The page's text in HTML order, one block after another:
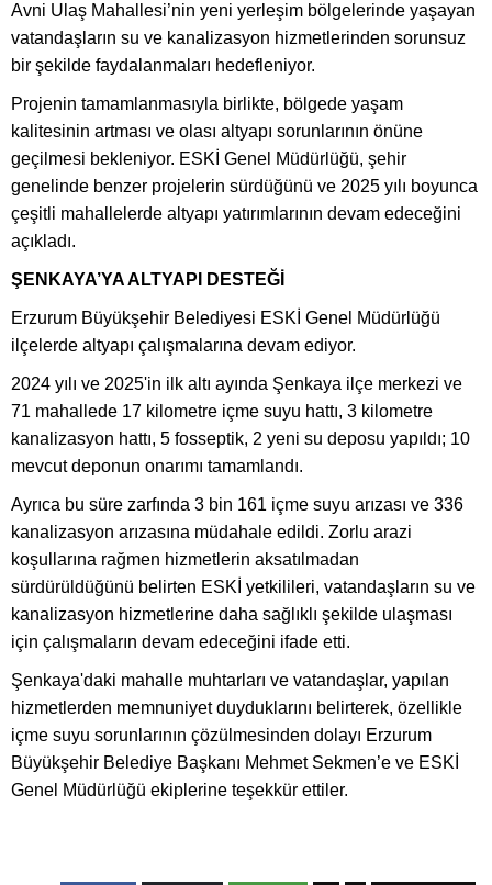
Avni Ulaş Mahallesi’nin yeni yerleşim bölgelerinde yaşayan
vatandaşların su ve kanalizasyon hizmetlerinden sorunsuz
bir şekilde faydalanmaları hedefleniyor.
Projenin tamamlanmasıyla birlikte, bölgede yaşam
kalitesinin artması ve olası altyapı sorunlarının önüne
geçilmesi bekleniyor. ESKİ Genel Müdürlüğü, şehir
genelinde benzer projelerin sürdüğünü ve 2025 yılı boyunca
çeşitli mahallelerde altyapı yatırımlarının devam edeceğini
açıkladı.
ŞENKAYA’YA ALTYAPI DESTEĞİ
Erzurum Büyükşehir Belediyesi ESKİ Genel Müdürlüğü
ilçelerde altyapı çalışmalarına devam ediyor.
2024 yılı ve 2025'in ilk altı ayında Şenkaya ilçe merkezi ve
71 mahallede 17 kilometre içme suyu hattı, 3 kilometre
kanalizasyon hattı, 5 fosseptik, 2 yeni su deposu yapıldı; 10
mevcut deponun onarımı tamamlandı.
Ayrıca bu süre zarfında 3 bin 161 içme suyu arızası ve 336
kanalizasyon arızasına müdahale edildi. Zorlu arazi
koşullarına rağmen hizmetlerin aksatılmadan
sürdürüldüğünü belirten ESKİ yetkilileri, vatandaşların su ve
kanalizasyon hizmetlerine daha sağlıklı şekilde ulaşması
için çalışmaların devam edeceğini ifade etti.
Şenkaya'daki mahalle muhtarları ve vatandaşlar, yapılan
hizmetlerden memnuniyet duyduklarını belirterek, özellikle
içme suyu sorunlarının çözülmesinden dolayı Erzurum
Büyükşehir Belediye Başkanı Mehmet Sekmen’e ve ESKİ
Genel Müdürlüğü ekiplerine teşekkür ettiler.